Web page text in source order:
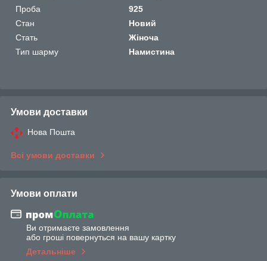
Проба
925
Стан
Новий
Стать
Жіноча
Тип шарму
Намистина
Умови доставки
Нова Пошта
Всі умови доставки
Умови оплати
Ви отримаєте замовлення
або гроші повернуться на вашу картку
Детальніше